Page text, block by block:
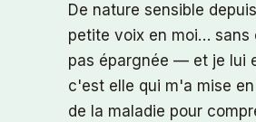
De nature sensible
petite voix en moi… sans
pas épargnée — et je lui
c'est elle qui m'a mise
de la maladie pour